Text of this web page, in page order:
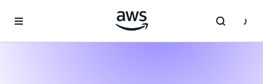
Перейти к главному контенту